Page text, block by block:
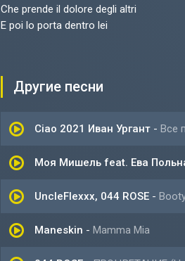
Che prende il dolore degli altri
E poi lo porta dentro lei
Другие песни
Ciao 2021 Иван Ургант - Все
Моя Мишель feat. Ева
UncleFlexxx, 044 ROSE -
Maneskin - Mamma Mia